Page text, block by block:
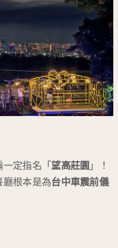
一定指名「望高莊園 」！
廳根本是為台中車震前儀